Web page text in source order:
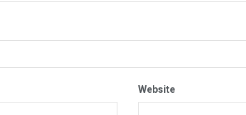
Website